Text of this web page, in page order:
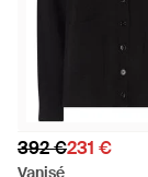
392 €231 €
Vanisé